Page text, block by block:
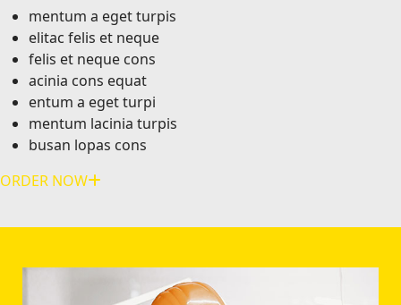
mentum a eget turpis
elitac felis et neque
felis et neque cons
acinia cons equat
entum a eget turpi
mentum lacinia turpis
busan lopas cons
ORDER NOW